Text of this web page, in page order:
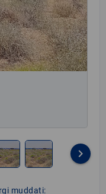
keyboard_arrow_right
muddati: